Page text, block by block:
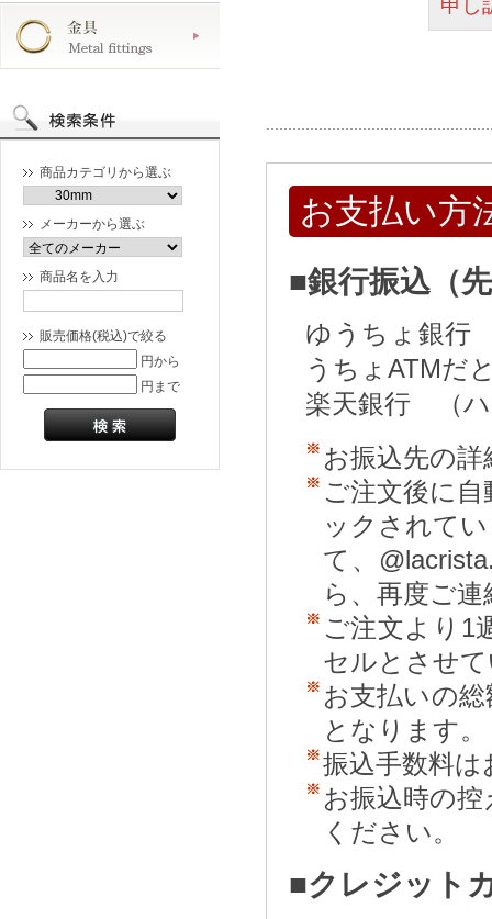
商品カテゴリから選ぶ
メーカーから選ぶ
商品名を入力
販売価格(税込)で絞る
円から
円まで
申し
お支払い方
■銀行振込（
ゆうちょ銀行
うちょATMだ
楽天銀行 （ハ
お振込先の
ご注文後に
ックされて
て、
ら、再度ご
ご注文より1
セルとさせ
お支払いの
となります。
振込手数料
お振込時の
ください。
■クレジット